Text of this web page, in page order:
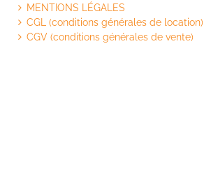
MENTIONS LÉGALES
CGL (conditions générales de location)
CGV (conditions générales de vente)